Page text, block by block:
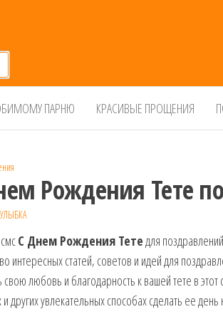
ПАРНЮ КРАСИВЫЕ ПРОЩЕНИЯ
Рождения Тете
УЛЫБКА
С Днем Рождения Тетедля
интересных статей, советов и идей для
свою любовь и благодарность к вашей тете в
и других увлекательных способах сделать ее